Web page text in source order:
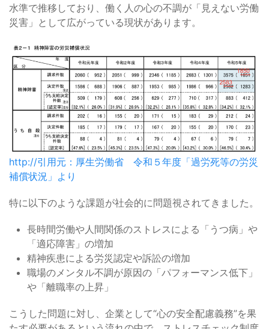
水準で推移しており、働く人の心の不調が「見えない労働
災害」として広がっている現状があります。
http://引用元：厚生労働省 令和５年度「過労死等の労災
補償状況」より
特に以下のような課題が社会的に問題視されてきました。
長時間労働や人間関係のストレスによる「うつ病」や
「適応障害」の増加
精神疾患による労災認定や訴訟の増加
職場のメンタル不調が原因の「パフォーマンス低下」
や「離職率の上昇」
こうした問題に対し、企業として“心の安全配慮義務”を果